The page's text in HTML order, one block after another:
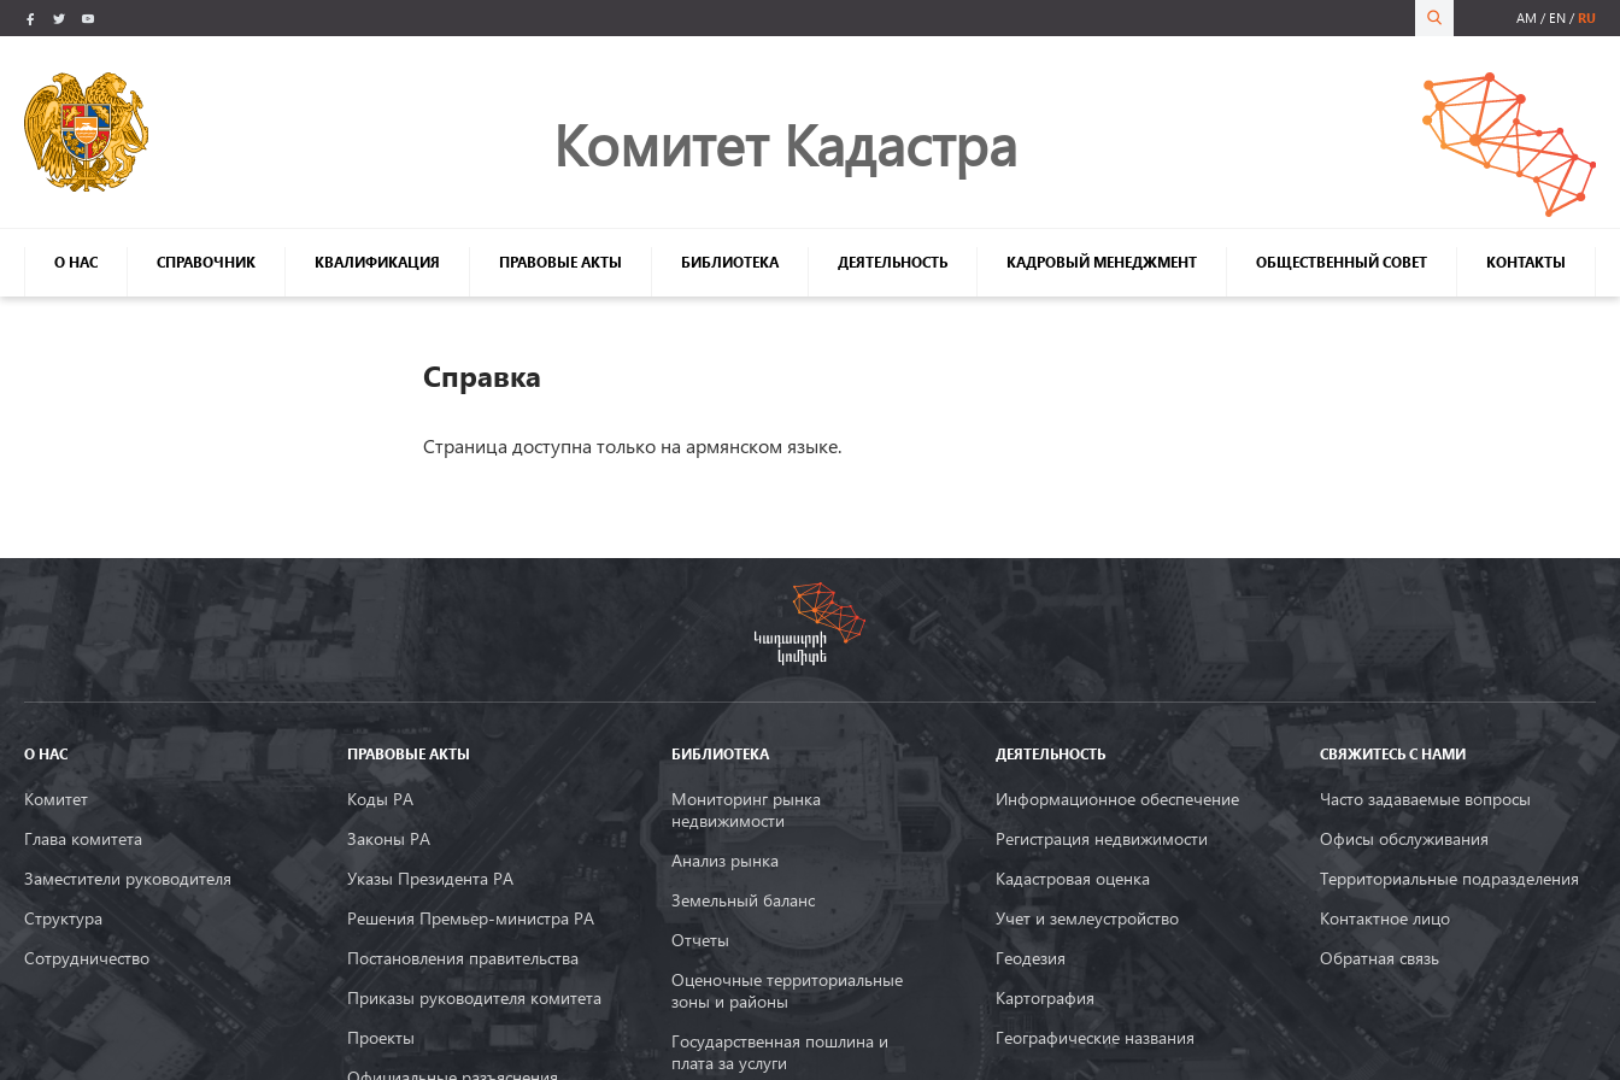
AM EN RU
Комитет Кaдастрa
О НАС СПРАВОЧНИК КВАЛИФИКАЦИЯ ПРАВОВЫЕ АКТЫ БИБЛИОТЕКА ДЕЯТЕЛЬНОСТЬ КАДРОВЫЙ МЕНЕДЖМЕНТ ОБЩЕСТВЕННЫЙ СОВЕТ КОНТАКТЫ
Справка
Страница доступна только на армянском языке.
О НАС
Комитет
Глава комитета
Заместители руководителя
Структура
Сотрудничество
ПРАВОВЫЕ АКТЫ
Коды РА
Законы РА
Указы Президента РА
Решения Премьер-министра РА
Постановления правительства
Приказы руководителя комитета
Проекты
БИБЛИОТЕКА
Мониторинг рынка
недвижимости
Анализ рынка
Земельный баланс
Oтчеты
Оценочные территориальные
зоны и районы
Государственная пошлина и
плата за услуги
ДЕЯТЕЛЬНОСТЬ
Информационное обеспечение
Регистрация недвижимости
Кадастровая оценка
Учет и землеустройство
Геодезия
Картография
Географические названия
СВЯЖИТЕСЬ С НАМИ
Часто задаваемые вопросы
Офисы обслуживания
Территориальные подразделения
Контактное лицо
Обратная связь
Մուտք համակարգ